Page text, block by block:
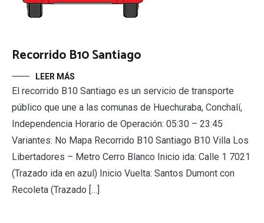
Recorrido B10 Santiago
LEER MÁS
El recorrido B10 Santiago es un servicio de transporte
público que une a las comunas de Huechuraba, Conchalí,
Independencia Horario de Operación: 05:30 – 23:45
Variantes: No Mapa Recorrido B10 Santiago B10 Villa Los
Libertadores – Metro Cerro Blanco Inicio ida: Calle 1 7021
(Trazado ida en azul) Inicio Vuelta: Santos Dumont con
Recoleta (Trazado […]